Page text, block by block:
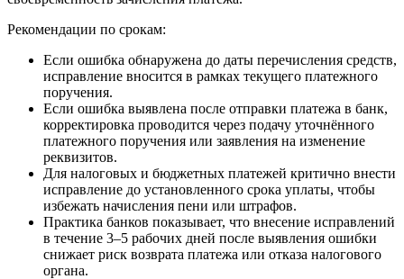
Рекомендации по срокам:
Если ошибка обнаружена до даты перечисления средств,
исправление вносится в рамках текущего платежного
поручения.
Если ошибка выявлена после отправки платежа в банк,
корректировка проводится через подачу уточнённого
платежного поручения или заявления на изменение
реквизитов.
Для налоговых и бюджетных платежей критично внести
исправление до установленного срока уплаты, чтобы
избежать начисления пени или штрафов.
Практика банков показывает, что внесение исправлений
в течение 3–5 рабочих дней после выявления ошибки
снижает риск возврата платежа или отказа налогового
органа.